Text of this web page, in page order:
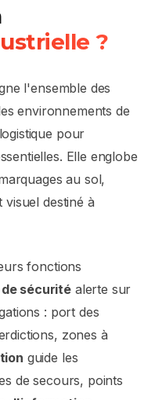
?
l'ensemble des
environnements de
pour
Elle englobe
au sol,
destiné à
fonctions
sécurité alerte sur
: port des
zones à
guide les
de secours, points